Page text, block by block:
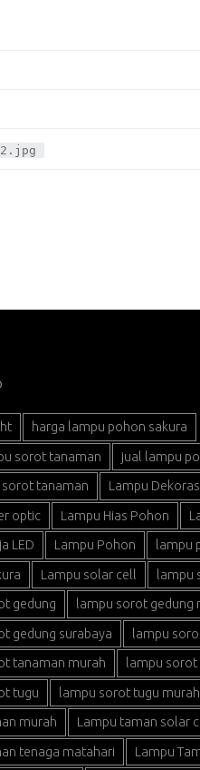
harga lampu pohon sakura
sorot tanaman jual lampu
tanaman Lampu
optic Lampu Hias Pohon
LED Lampu Pohon lampu
Lampu solar cell lampu
gedung lampu sorot gedung
gedung surabaya lampu
tanaman murah lampu
tugu lampu sorot tugu murah
murah Lampu taman solar
tenaga matahari Lampu